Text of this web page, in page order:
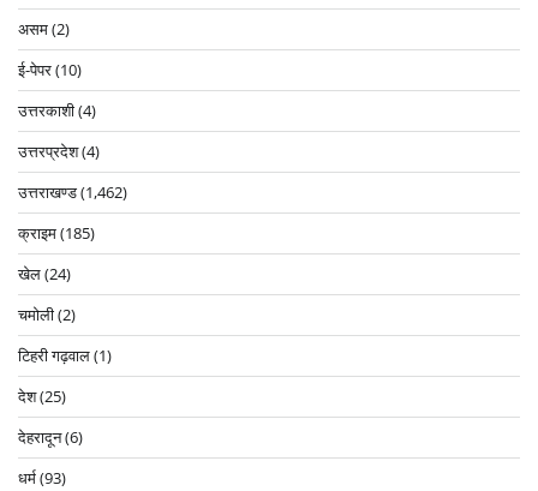
असम(2)
ई-पेपर(10)
उत्तरकाशी(4)
उत्तरप्रदेश(4)
उत्तराखण्ड(1,462)
क्राइम(185)
खेल(24)
चमोली(2)
टिहरी गढ़वाल(1)
देश(25)
देहरादून(6)
धर्म(93)